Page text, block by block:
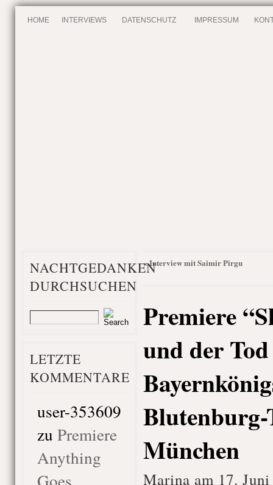
HOME INTERVIEWS DATENSCHUTZ IMPRESSUM
NACHTGEDANKEN
DURCHSUCHEN
LETZTE
KOMMENTARE
user-353609
zu Premiere
Anything
Goes,
«Interview mit Saimir Pirgu
Premiere
und der Tod
München
Marina am 17.